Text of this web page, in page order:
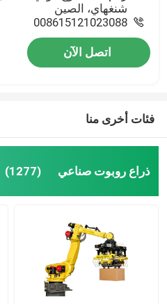
شنغهاي، الصين
008615121023088
اتصل الآن
فئات أخرى منا
ذراع روبوت صناعي (1277)